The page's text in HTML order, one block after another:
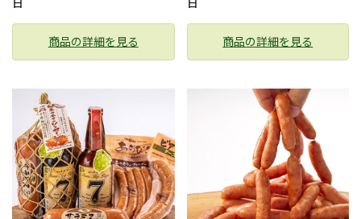
商品の詳細を見る 商品の詳細を見る